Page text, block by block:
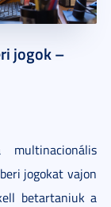
jogok –
jogokat vajon
betartaniuk a